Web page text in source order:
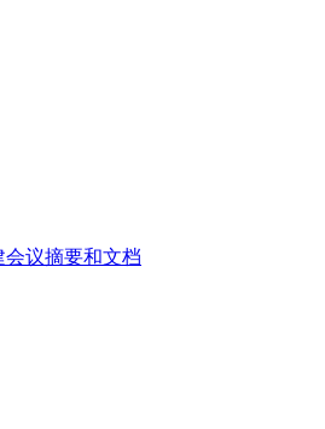
会议摘要和文档